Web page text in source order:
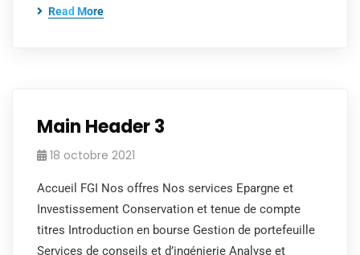
Read More
Main Header 3
18 octobre 2021
Accueil FGI Nos offres Nos services Epargne et
Investissement Conservation et tenue de compte
titres Introduction en bourse Gestion de portefeuille
Services de conseils et d’ingénierie Analyse et